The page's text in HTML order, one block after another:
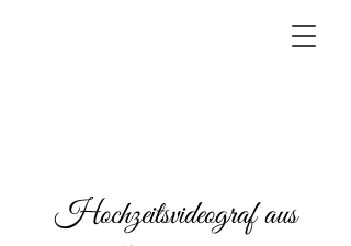
Hochzeitsvideograf aus